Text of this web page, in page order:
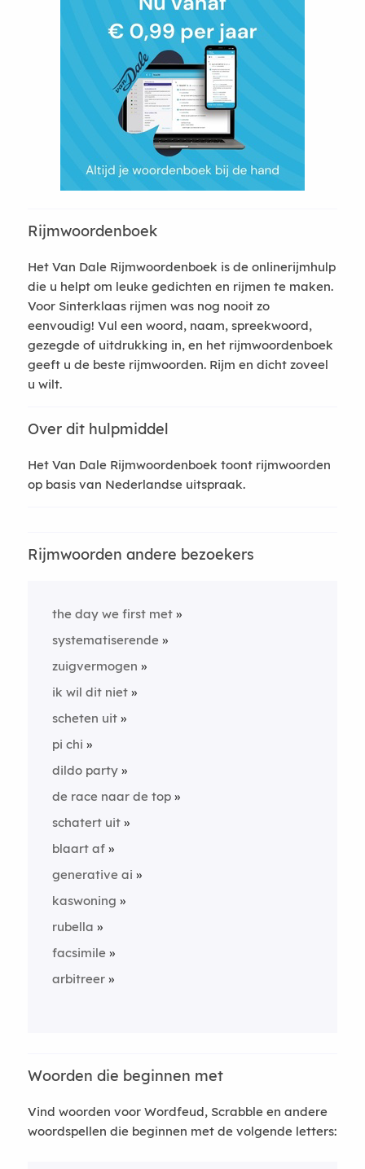
Rijmwoordenboek
Het Van Dale Rijmwoordenboek is de onlinerijmhulp
die u helpt om leuke gedichten en rijmen te maken.
Voor Sinterklaas rijmen was nog nooit zo
eenvoudig! Vul een woord, naam, spreekwoord,
gezegde of uitdrukking in, en het rijmwoordenboek
geeft u de beste rijmwoorden. Rijm en dicht zoveel
u wilt.
Over dit hulpmiddel
Het Van Dale Rijmwoordenboek toont rijmwoorden
op basis van Nederlandse uitspraak.
Rijmwoorden andere bezoekers
the day we first met
systematiserende
zuigvermogen
ik wil dit niet
scheten uit
pi chi
dildo party
de race naar de top
schatert uit
blaart af
generative ai
kaswoning
rubella
facsimile
arbitreer
Woorden die beginnen met
Vind woorden voor Wordfeud, Scrabble en andere
woordspellen die beginnen met de volgende letters: